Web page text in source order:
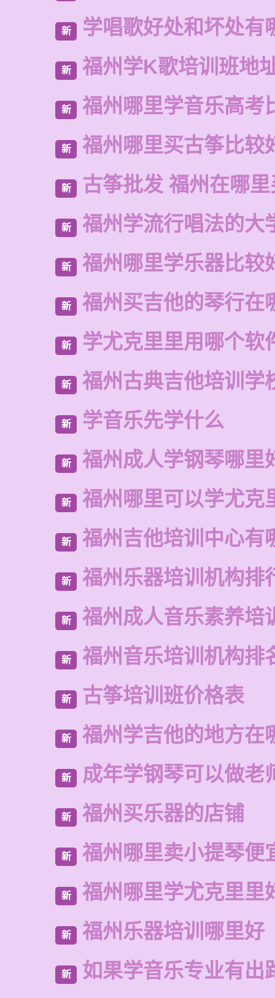
新 学唱歌好处和坏处有
新 福州学K歌培训班地
新 福州哪里学音乐高考
新 福州哪里买古筝比较
新 古筝批发 福州在哪
新 福州学流行唱法的大
新 福州哪里学乐器比较
新 福州买吉他的琴行在
新 学尤克里里用哪个软
新 福州古典吉他培训学
新 学音乐先学什么
新 福州成人学钢琴哪里
新 福州哪里可以学尤克
新 福州吉他培训中心有
新 福州乐器培训机构排
新 福州成人音乐素养培
新 福州音乐培训机构排
新 古筝培训班价格表
新 福州学吉他的地方在
新 成年学钢琴可以做老
新 福州买乐器的店铺
新 福州哪里卖小提琴便
新 福州哪里学尤克里里
新 福州乐器培训哪里好
新 如果学音乐专业有出